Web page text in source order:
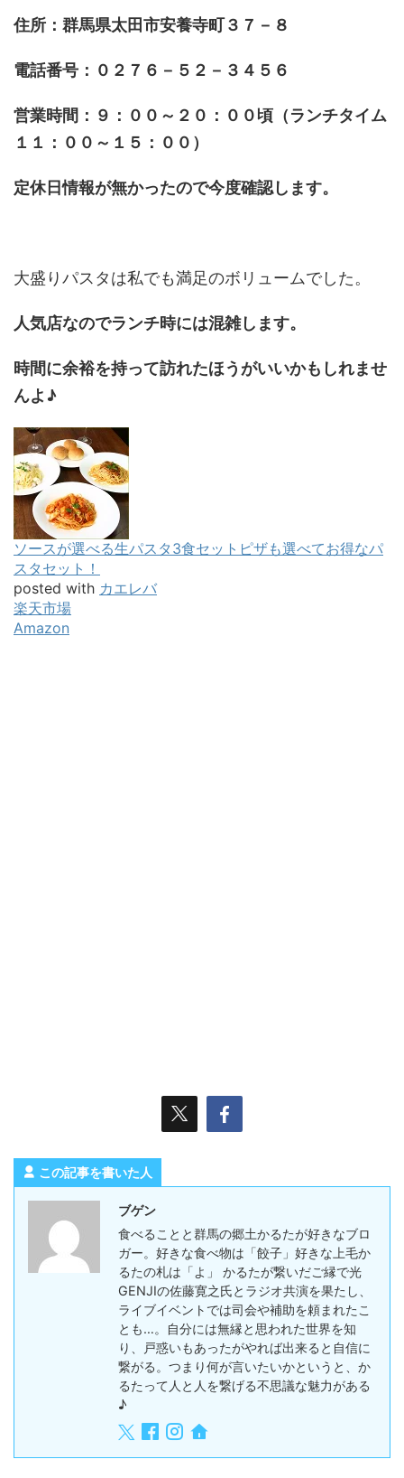
住所：群馬県太田市安養寺町３７－８
電話番号：０２７６－５２－３４５６
営業時間：９：００～２０：００頃（ランチタイム
１１：００～１５：００）
定休日情報が無かったので今度確認します。
大盛りパスタは私でも満足のボリュームでした。
人気店なのでランチ時には混雑します。
時間に余裕を持って訪れたほうがいいかもしれませ
んよ♪
ソースが選べる生パスタ3食セットピザも選べてお得なパ
スタセット！
posted with カエレバ
楽天市場
Amazon
この記事を書いた人
ブゲン
食べることと群馬の郷土かるたが好きなブロ
ガー。好きな食べ物は「餃子」好きな上毛か
るたの札は「よ」 かるたが繋いだご縁で光
GENJIの佐藤寛之氏とラジオ共演を果たし、
ライブイベントでは司会や補助を頼まれたこ
とも…。自分には無縁と思われた世界を知
り、戸惑いもあったがやれば出来ると自信に
繋がる。つまり何が言いたいかというと、か
るたって人と人を繋げる不思議な魅力がある
♪